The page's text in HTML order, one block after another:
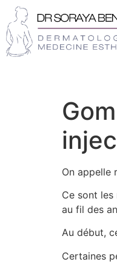
On appelle
Ce sont
au fil des
Au début,
Certaines